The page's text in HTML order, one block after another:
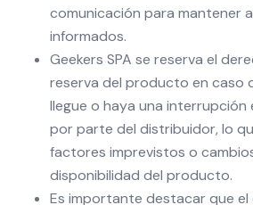
comunicación para mantener
informados.
Geekers SPA se reserva el
reserva del producto en caso
llegue o haya una interrupción
por parte del distribuidor, lo
factores imprevistos o
disponibilidad del producto.
Es importante destacar que